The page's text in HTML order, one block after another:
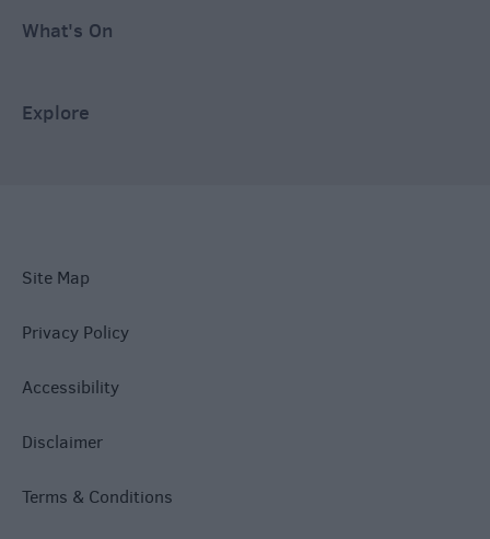
What's On
Explore
Site Map
Privacy Policy
Accessibility
Disclaimer
Terms & Conditions